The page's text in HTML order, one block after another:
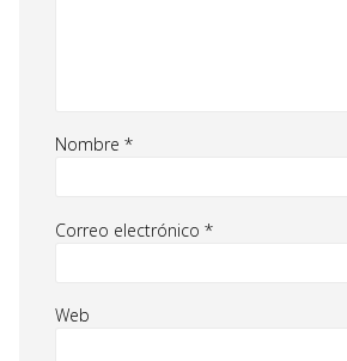
Nombre *
Correo electrónico *
Web